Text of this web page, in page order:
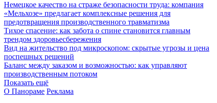
Немецкое качество на страже безопасности труда: компания
«Мельхозе» предлагает комплексные решения для
предотвращения производственного травматизма
Тихое спасение: как забота о спине становится главным
трендом здоровьесбережения
Вид на жительство под микроскопом: скрытые угрозы и цена
поспешных решений
Баланс между заказом и возможностью: как управляют
производственным потоком
Показать ещё
О Панораме Реклама